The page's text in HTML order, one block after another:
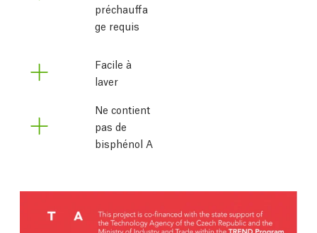
préchauffa
ge requis
Facile à
laver
Ne contient
pas de
bisphénol A